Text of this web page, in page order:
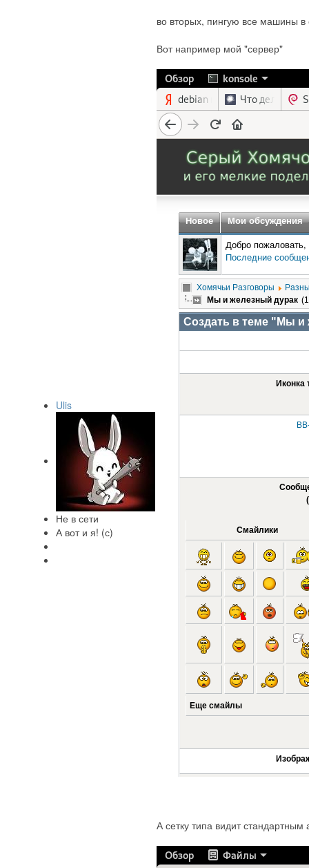
Ulis
Не в сети
А вот и я! (с)
во вторых, пингую все машины
Вот например мой "сервер"
А сетку типа видит